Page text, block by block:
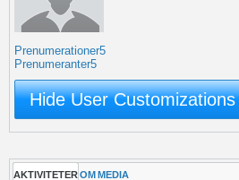
Prenumerationer5
Prenumeranter5
Hide User Customizations
AKTIVITETER OM MEDIA